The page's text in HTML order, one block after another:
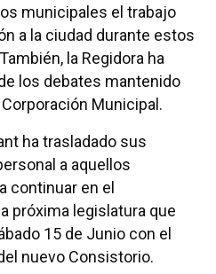
municipales el trabajo
a la ciudad durante estos
la Regidora ha
los debates mantenido
Municipal.
ha trasladado sus
a aquellos
continuar en el
próxima legislatura que
15 de Junio con el
nuevo Consistorio.